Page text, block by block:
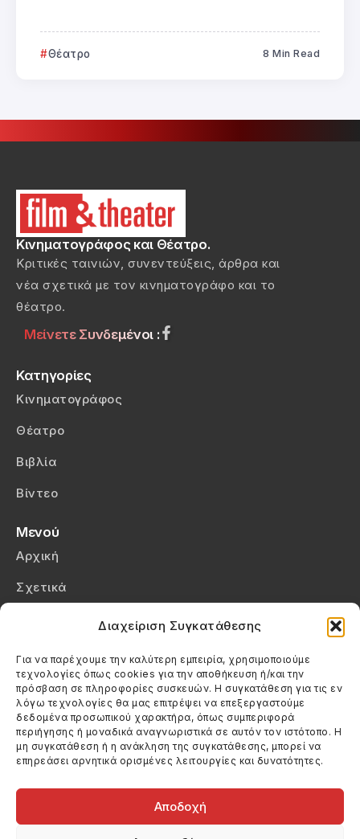
Διαχείριση Συγκατάθεσης
Για να παρέχουμε την καλύτερη εμπειρία, χρησιμοποιούμε
τεχνολογίες όπως cookies για την αποθήκευση ή/και την
πρόσβαση σε πληροφορίες συσκευών. Η συγκατάθεση για τις εν
λόγω τεχνολογίες θα μας επιτρέψει να επεξεργαστούμε
δεδομένα προσωπικού χαρακτήρα, όπως συμπεριφορά
περιήγησης ή μοναδικά αναγνωριστικά σε αυτόν τον ιστότοπο. Η
μη συγκατάθεση ή η ανάκληση της συγκατάθεσης, μπορεί να
επηρεάσει αρνητικά ορισμένες λειτουργίες και δυνατότητες.
Αποδοχή
Θέατρο 8 Min Read
Κινηματογράφος και Θέατρο.
Κριτικές ταινιών, συνεντεύξεις, άρθρα και
νέα σχετικά με τον κινηματογράφο και το
θέατρο.
Μείνετε Συνδεμένοι :
Κατηγορίες
Κινηματογράφος
Θέατρο
Βιβλία
Βίντεο
Μενού
Αρχική
Σχετικά
Πολιτική Cookies (ΕΕ)
Στοιχεία Επικοινωνίας
Καλεσέ μας
(+30) 6974123481
Στείλε μας email
info@filmandtheater.gr